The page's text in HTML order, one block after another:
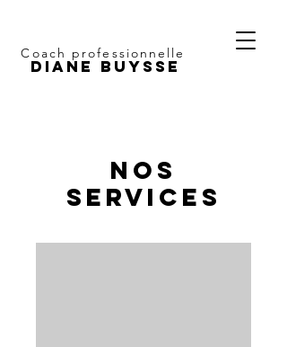
dIANE BUYSSE
Coach professionnelle
Nos
services